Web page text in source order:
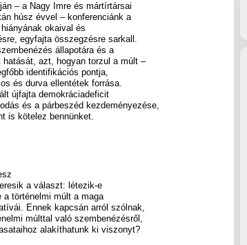
– a Nagy Imre és mártírtársai
húsz évvel – konferenciánk a
okaival és
egyfajta összegzésre sarkall.
állapotára és a
azt, hogyan torzul a múlt –
identifikációs pontja,
és durva ellentétek forrása.
újfajta demokráciadeficit
és a párbeszéd kezdeményezése,
is kötelez bennünket.
a választ: létezik-e
történelmi múlt a maga
Ennek kapcsán arról szólnak,
múlttal való szembenézésről,
alakíthatunk ki viszonyt?